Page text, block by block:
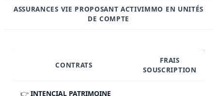
ASSURANCES VIE PROPOSANT ACTIVIMMO EN UNITÉS
DE COMPTE
CONTRATS
FRAIS
SOUSCRIPTION
👉 INTENCIAL PATRIMOINE